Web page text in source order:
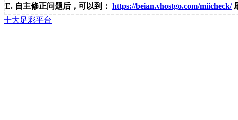
E. 自主修正问题后，可以到： https://beian.vhostgo.com/miicheck/
十大足彩平台